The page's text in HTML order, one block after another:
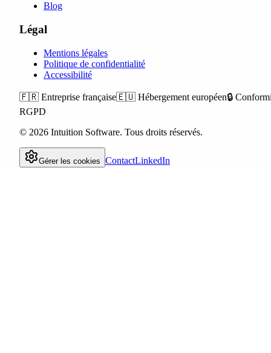
Blog
Légal
Mentions légales
Politique de confidentialité
Accessibilité
🇫🇷 Entreprise française🇪🇺 Hébergement européen🔒
RGPD
© 2026 Intuition Software. Tous droits réservés.
Gérer les cookies ContactLinkedIn